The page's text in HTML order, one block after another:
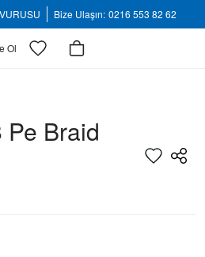
Bize Ulaşın: 0216 553 82 62
Ol
Braid